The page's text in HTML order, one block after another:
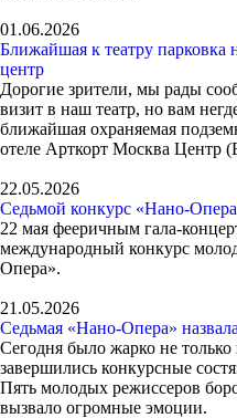
01.06.2026
Ближайшая к театру парковка
центр
Дорогие зрители, мы рады
визит в наш театр, но вам
ближайшая охраняемая
отеле Арткорт Москва Центр
22.05.2026
Седьмой конкурс «Нано-
22 мая фееричным гала-
международный конкурс
Опера».
21.05.2026
Седьмая «Нано-Опера»
Сегодня было жарко не только
завершились конкурсные
Пять молодых режиссеров
вызвало огромные эмоции.